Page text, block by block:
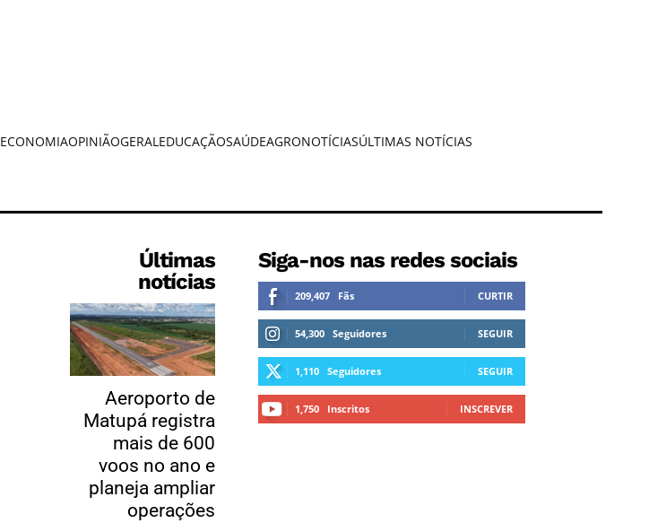
ECONOMIAOPINIÃOGERALEDUCAÇÃOSAÚDEAGRONOTÍCIASÚLTIMAS NOTÍCIAS
Últimas
notícias
Aeroporto de
Matupá registra
mais de 600
voos no ano e
planeja ampliar
operações
Siga-nos nas redes sociais
209,407 Fãs CURTIR
54,300 Seguidores SEGUIR
1,110 Seguidores SEGUIR
1,750 Inscritos INSCREVER